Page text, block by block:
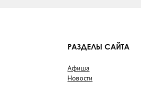
РАЗДЕЛЫ САЙТА
Афиша
Новости